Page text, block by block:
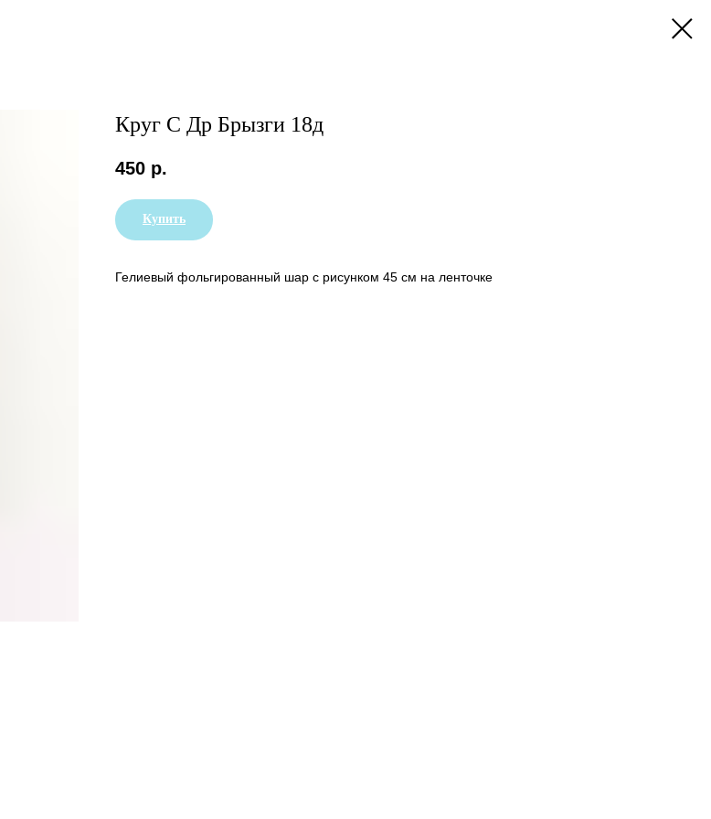
Круг С Др Брызги 18д
450 р.
Купить
Гелиевый фольгированный шар с рисунком 45 см на ленточке